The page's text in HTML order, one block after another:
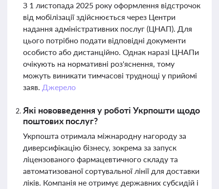
З 1 листопада 2025 року оформлення відстрочок
від мобілізації здійснюється через Центри
надання адміністративних послуг (ЦНАП). Для
цього потрібно подати відповідні документи
особисто або дистанційно. Однак наразі ЦНАПи
очікують на нормативні роз'яснення, тому
можуть виникати тимчасові труднощі у прийомі
заяв. Джерело
Які нововведення у роботі Укрпошти щодо
поштових послуг?
Укрпошта отримала міжнародну нагороду за
диверсифікацію бізнесу, зокрема за запуск
ліцензованого фармацевтичного складу та
автоматизованої сортувальної лінії для доставки
ліків. Компанія не отримує державних субсидій і